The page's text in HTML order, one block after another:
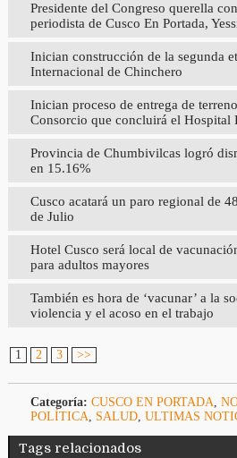
Presidente del Congreso querella
periodista de Cusco En Portada,
Inician construcción de la segunda
Internacional de Chinchero
Inician proceso de entrega de
Consorcio que concluirá el Hospital
Provincia de Chumbivilcas logró
en 15.16%
Cusco acatará un paro regional de
de Julio
Hotel Cusco será local de
para adultos mayores
También es hora de ‘vacunar’ a la
violencia y el acoso en el trabajo
1 2 3 >>
Categoría: CUSCO EN PORTADA,
POLÍTICA, SALUD, ULTIMAS
Tags relacionados